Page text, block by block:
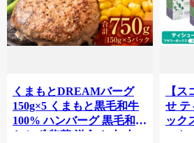
くまもとDREAMバーグ
150g×5 くまもと黒毛和牛
100% ハンバーグ 黒毛和牛
おかず 惣菜 洋食 お肉 肉
【
せ テ
ック
ッ